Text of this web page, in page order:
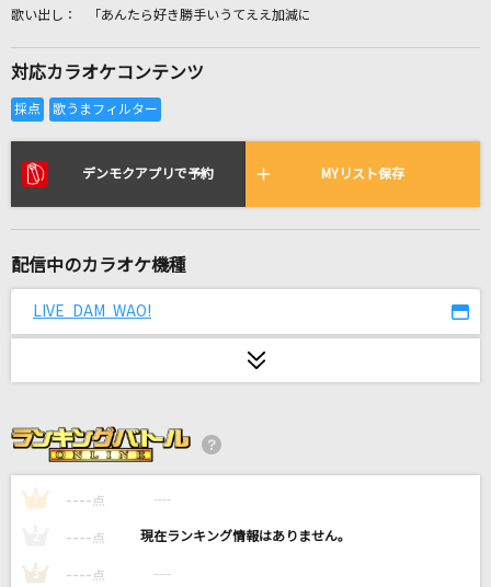
リアルタイムで歌われている曲の一覧
Magic
愛をこめて花束を
ほっとっとっとな まいにち
キグルミチコ
緑黄色社会
「あんたら好き勝手いうてええ加減に
対応カラオケコンテンツ
デンモクアプリで予約 MYリスト保存
配信中のカラオケ機種
LIVE DAM WAO!
1 ---- 点 ----
---- 点 ----
3 ---- 点 ----